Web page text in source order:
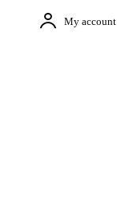
My account